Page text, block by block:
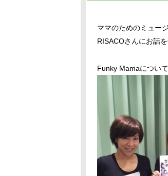
ママのためのミュー
RISACOさんにお話
Funky Mamaについ